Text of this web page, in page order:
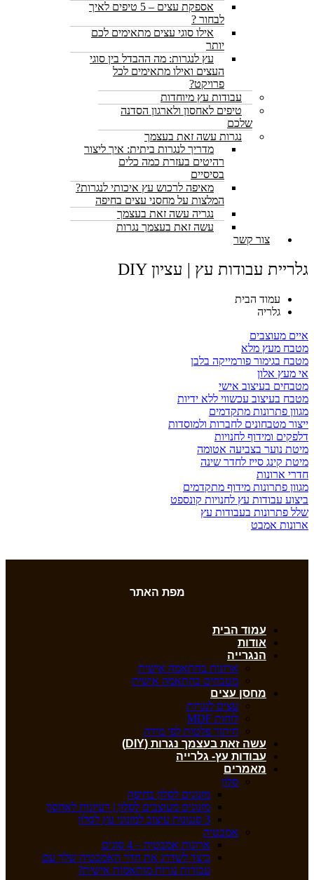
אספקת עצים – 5 טיפים לאיך
לבחור ?
אילו סוגי עצים מתאימים לכם
יותר
עץ לנגרות: מה ההבדל בין סוגי
העצים ואילו מתאימים לכל
פרויקט?
עבודות עץ מיוחדות
טיפים לאחסון ולארגון הסדנה
שלכם
נגרות עשה זאת בעצמך
מדריך לנגרות ביתית: איך ליצור
רהיטים בעזרת כמה כלים
בסיסיים
מאיפה לרכוש עץ איכותי לנגרות?
המלצות על מחסני עצים בחיפה
נגריה עשה זאת בעצמך
עשה זאת בעצמך נגרות
צור קשר
גלריית עבודות עץ | עציון DIY
עמוד הבית
גלריה
איים מעוצבים
מטבח מעץ מלא
מטבח בגימור פורמייקה בלבן
אי מעץ אלון
מטבחים בעיצוב אישי
מטבח בעיצוב עכשווי ללא ידיות
מגוון פתרונות מתקדמים
ייצור מטבחונים לחברות ולמוסדות
דלפקים ומידוף לחנויות
מיטת נוער בצביעה אטומה
מיטת קינג סייז לחדר שינה
חדרי ארונות
מגוון פתרונות מידוף מתקדמים
ביצוע עבודות עץ לחנויות קונספט
שלל פתרונות בעבודות עץ
ארונות אמבט
מפת האתר
עמוד הבית
אודות
הנגרייה
ארונות בהתאמה אישית
מטבחים בהתאמה אישית
מחסן עצים
עצים לנגרות
לוחות MDF
חיתוך פלטות לפי מידה
עשה זאת בעצמך נגרות (DIY)
עבודות עץ- גלרייה
מאמרים
סלון
מזנונים לסלון בחיפה
מזנונים מעוצבים לסלון | רעיונות לאחסון
3 סגנונות עיצוב למזנוני עץ לסלון
אמבטיה
ארונות אמבטיה – 4 סוגים
כיצד לשדרג את חדר האמבטיה שלך עם
עבודות נגרות מותאמות אישית?